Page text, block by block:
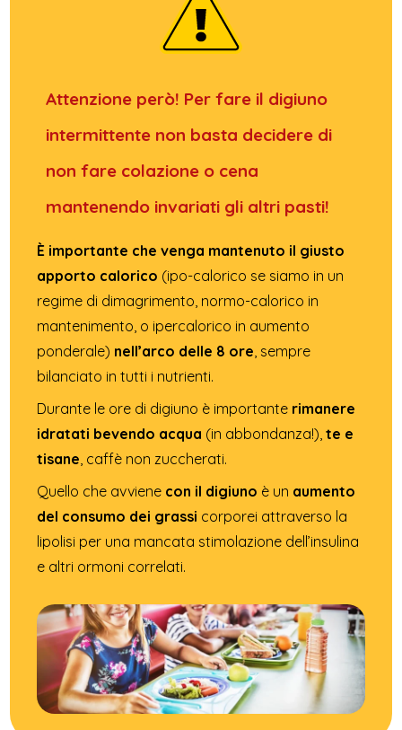
Attenzione però! Per fare il digiuno
intermittente non basta decidere di
non fare colazione o cena
mantenendo invariati gli altri pasti!
È importante che venga mantenuto il giusto
apporto calorico (ipo-calorico se siamo in un
regime di dimagrimento, normo-calorico in
mantenimento, o ipercalorico in aumento
ponderale) nell’arco delle 8 ore , sempre
bilanciato in tutti i nutrienti.
Durante le ore di digiuno è importante rimanere
idratati bevendo acqua (in abbondanza!), te e
tisane , caffè non zuccherati.
Quello che avviene con il digiuno è un aumento
del consumo dei grassi corporei attraverso la
lipolisi per una mancata stimolazione dell’insulina
e altri ormoni correlati.